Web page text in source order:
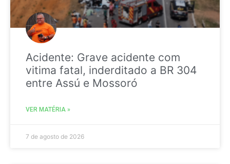
Acidente: Grave acidente com
vitima fatal, inderditado a BR 304
entre Assú e Mossoró
VER MATÉRIA »
7 de agosto de 2026